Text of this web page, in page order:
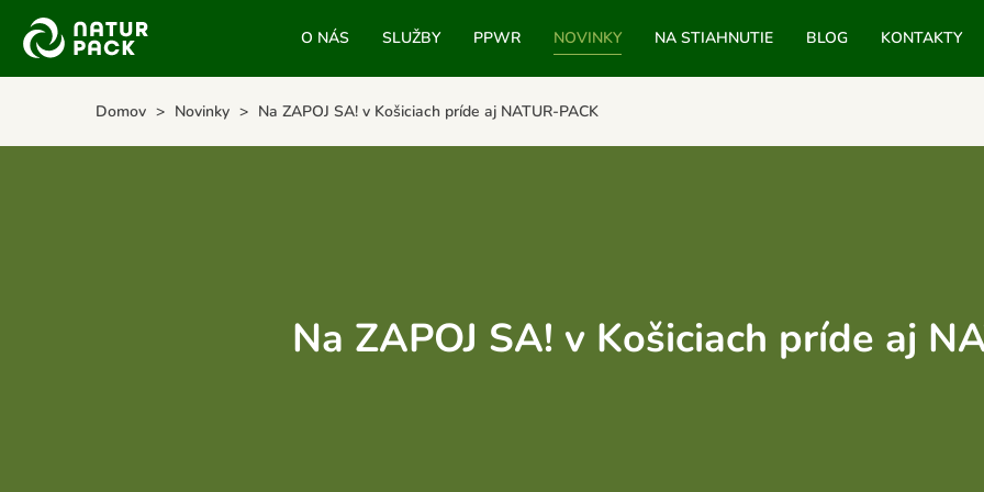
O NÁS SLUŽBY PPWR NOVINKY NA STIAHNUTIE BLOG KONTAKTY
Domov Novinky Na ZAPOJ SA! v Košiciach príde aj NATUR-PACK
Na ZAPOJ SA! v Košiciach príde aj